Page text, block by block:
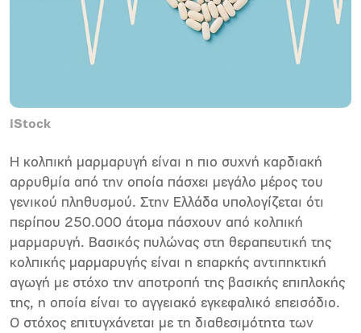
iStock
Η κολπική µαρµαρυγή είναι η πιο συχνή καρδιακή
αρρυθµία από την οποία πάσχει µεγάλο µέρος του
γενικού πληθυσµού. Στην Ελλάδα υπολογίζεται ότι
περίπου 250.000 άτοµα πάσχουν από κολπική
µαρµαρυγή. Βασικός πυλώνας στη θεραπευτική της
κολπικής µαρµαρυγής είναι η επαρκής αντιπηκτική
αγωγή µε στόχο την αποτροπή της βασικής επιπλοκής
της, η οποία είναι το αγγειακό εγκεφαλικό επεισόδιο.
Ο στόχος επιτυγχάνεται µε τη διαθεσιµότητα των